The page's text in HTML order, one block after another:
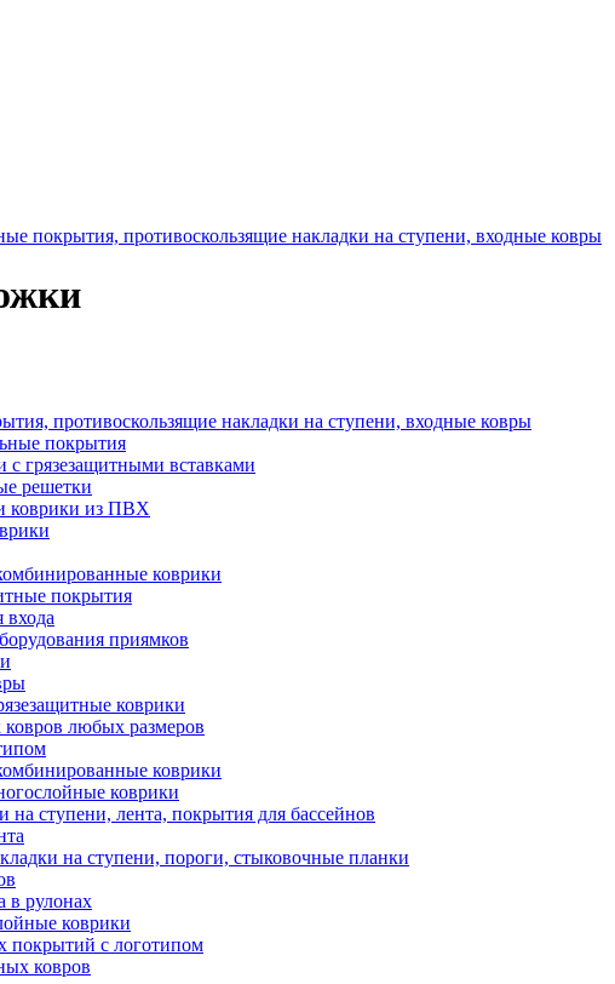
покрытия, противоскользящие накладки на ступени, входные ковры
противоскользящие накладки на ступени, входные ковры
покрытия
грязезащитными вставками
решетки
коврики из ПВХ
коврики
покрытия
входа
приямков
коврики
любых размеров
коврики
коврики
на ступени, лента, покрытия для бассейнов
на ступени, пороги, стыковочные планки
в рулонах
коврики
покрытий с логотипом
ковров